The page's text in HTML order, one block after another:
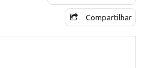
Compartilhar